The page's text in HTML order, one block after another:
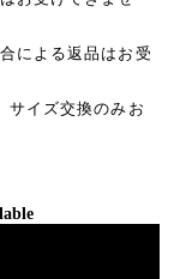
による返品はお受
サイズ交換のみお